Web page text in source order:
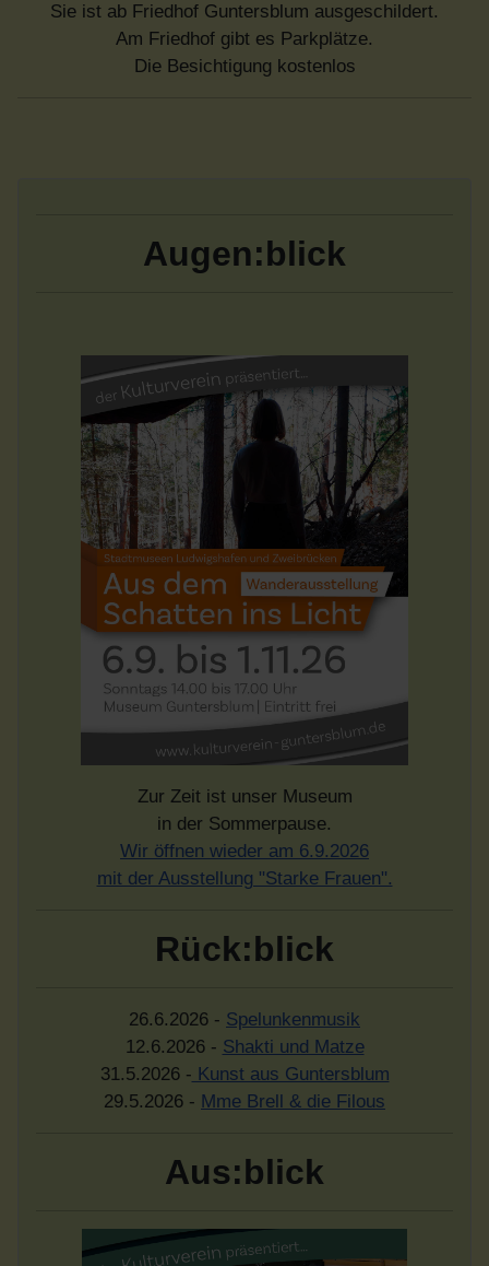
Sie ist ab Friedhof Guntersblum ausgeschildert.
Am Friedhof gibt es Parkplätze.
Die Besichtigung kostenlos
Augen:blick
Zur Zeit ist unser Museum
in der Sommerpause.
Wir öffnen wieder am 6.9.2026
mit der Ausstellung "Starke Frauen".
Rück:blick
26.6.2026 - Spelunkenmusik
12.6.2026 - Shakti und Matze
31.5.2026 - Kunst aus Guntersblum
29.5.2026 - Mme Brell & die Filous
Aus:blick